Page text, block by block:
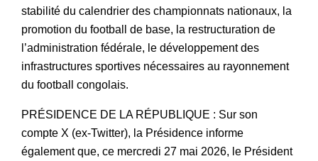
stabilité du calendrier des championnats nationaux, la
promotion du football de base, la restructuration de
l’administration fédérale, le développement des
infrastructures sportives nécessaires au rayonnement
du football congolais.
PRÉSIDENCE DE LA RÉPUBLIQUE : Sur son
compte X (ex-Twitter), la Présidence informe
également que, ce mercredi 27 mai 2026, le Président